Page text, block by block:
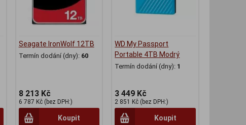
Seagate IronWolf 12TB
Termín dodání (dny): 60
8 213 Kč
6 787 Kč (bez DPH:)
Koupit
WD My Passport
Portable 4TB Modrý
Termín dodání (dny): 1
3 449 Kč
2 851 Kč (bez DPH:)
Koupit